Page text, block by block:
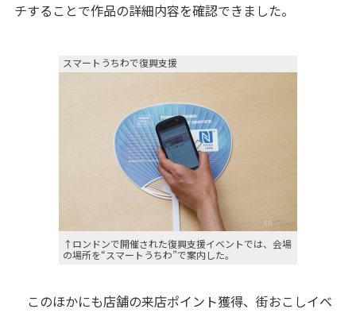
チすることで作品の詳細内容を確認できました。
スマートうちわで復興支援
↑ロンドンで開催された復興支援イベントでは、会場
の場所を“スマートうちわ”で案内した。
このほかにも店舗の来店ポイント獲得、街おこしイベ